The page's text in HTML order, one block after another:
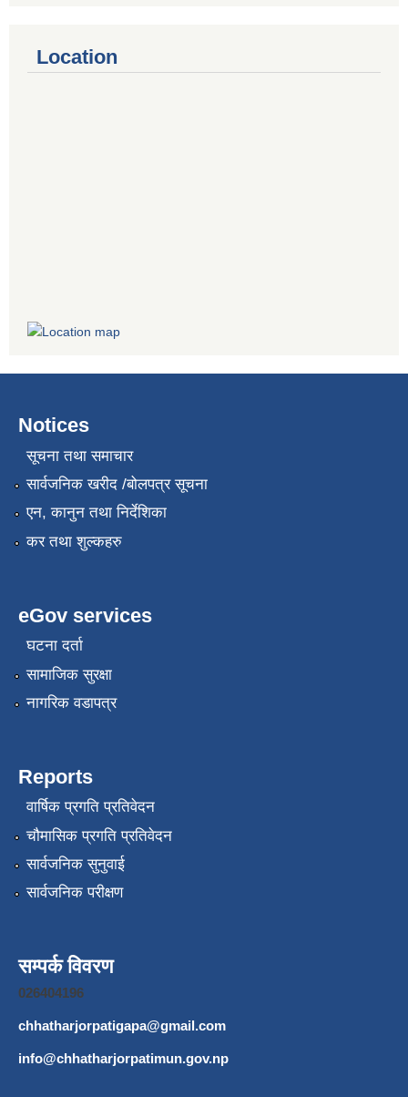
Location
Notices
सूचना तथा समाचार
सार्वजनिक खरीद /बोलपत्र सूचना
एन, कानुन तथा निर्देशिका
कर तथा शुल्कहरु
eGov services
घटना दर्ता
सामाजिक सुरक्षा
नागरिक वडापत्र
Reports
वार्षिक प्रगति प्रतिवेदन
चौमासिक प्रगति प्रतिवेदन
सार्वजनिक सुनुवाई
सार्वजनिक परीक्षण
सम्पर्क विवरण
026404196
chhatharjorpatigapa@gmail.com
info@chhatharjorpatimun.gov.np